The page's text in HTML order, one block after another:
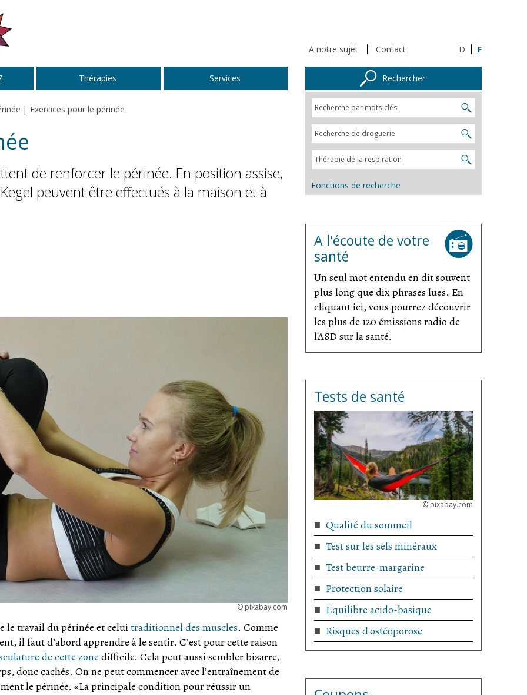
A notre sujet Contact D F
Thérapies Services
Exercices pour le périnée
de renforcer le périnée. En position assise,
peuvent être effectués à la maison et à
© pixabay.com
le travail du périnée et celui traditionnel des muscles. Comme
il faut d’abord apprendre à le sentir. C’est pour cette raison
de cette zone difficile. Cela peut aussi sembler bizarre,
donc cachés. On ne peut commencer avec l’entraînement de
le périnée. «La principale condition pour réussir un
Rechercher
Fonctions de recherche
A l'écoute de votre
santé
Un seul mot entendu en dit souvent
plus long que dix phrases lues. En
cliquant ici, vous pourrez découvrir
les plus de 120 émissions radio de
l'ASD sur la santé.
Tests de santé
© pixabay.com
Qualité du sommeil
Test sur les sels minéraux
Test beurre-margarine
Protection solaire
Equilibre acido-basique
Risques d'ostéoporose